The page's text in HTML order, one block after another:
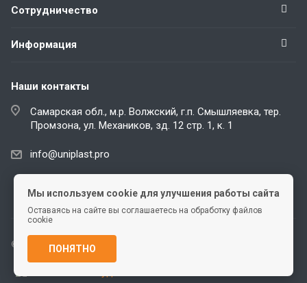
Сотрудничество
Информация
Наши контакты
Самарская обл., м.р. Волжский, г.п. Смышляевка, тер.
Промзона, ул. Механиков, зд. 12 стр. 1, к. 1
info@uniplast.pro
Telegram
© 2026 Все права защищены.
Мы используем cookie для улучшения работы сайта
Оставаясь на сайте вы соглашаетесь на обработку файлов
cookie
ПОНЯТНО